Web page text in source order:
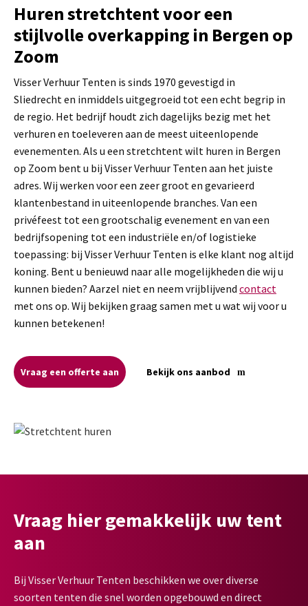
Huren stretchtent voor een
stijlvolle overkapping in Bergen op
Zoom
Visser Verhuur Tenten is sinds 1970 gevestigd in
Sliedrecht en inmiddels uitgegroeid tot een echt begrip in
de regio. Het bedrijf houdt zich dagelijks bezig met het
verhuren en toeleveren aan de meest uiteenlopende
evenementen. Als u een stretchtent wilt huren in Bergen
op Zoom bent u bij Visser Verhuur Tenten aan het juiste
adres. Wij werken voor een zeer groot en gevarieerd
klantenbestand in uiteenlopende branches. Van een
privéfeest tot een grootschalig evenement en van een
bedrijfsopening tot een industriële en/of logistieke
toepassing: bij Visser Verhuur Tenten is elke klant nog altijd
koning. Bent u benieuwd naar alle mogelijkheden die wij u
kunnen bieden? Aarzel niet en neem vrijblijvend contact
met ons op. Wij bekijken graag samen met u wat wij voor u
kunnen betekenen!
Vraag een offerte aan Bekijk ons aanbod
Vraag hier gemakkelijk uw tent
aan
Bij Visser Verhuur Tenten beschikken we over diverse
soorten tenten die snel worden opgebouwd en direct